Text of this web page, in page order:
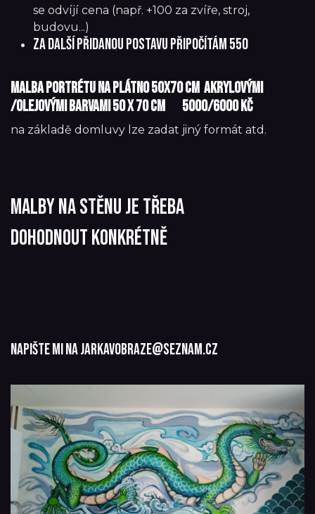
se odvíjí cena (např. +100 za zvíře, stroj,
budovu...)
za další přidanou postavu připočítám 550
Malba portrétu na plátno 50x70 cm akrylovými
/olejovými barvami 50 x 70 cm ​​5000/6000 Kč
na základě domluvy lze zadat jiný formát atd.
malby na stěnu je třeba
dohodnout konkrétně
napište mi na jarkavobraze@seznam.cz​